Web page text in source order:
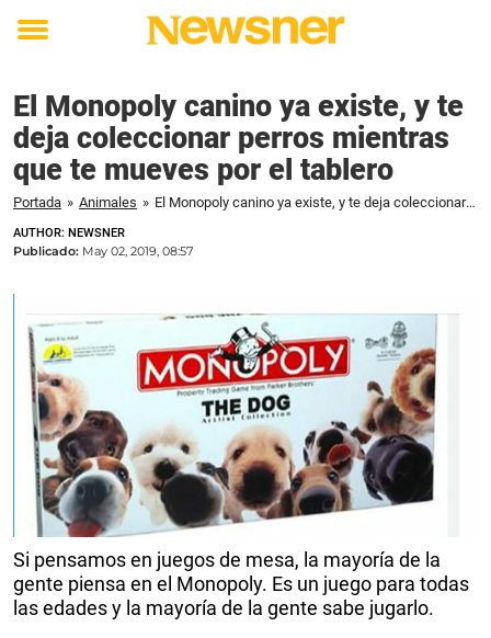
Toggle
El Monopoly canino ya existe, y te
deja coleccionar perros mientras
que te mueves por el tablero
Portada » Animales » El Monopoly canino ya existe, y te deja coleccionar perros mientras que te mueves por el tablero
AUTHOR: NEWSNER
Publicado: May 02, 2019, 08:57
Si pensamos en juegos de mesa, la mayoría de la
gente piensa en el Monopoly. Es un juego para todas
las edades y la mayoría de la gente sabe jugarlo.